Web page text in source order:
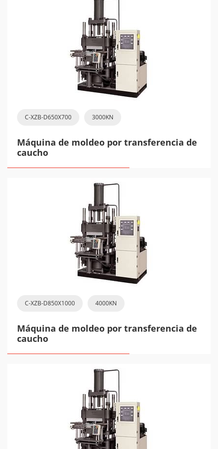
C-XZB-D650X700 3000KN
Máquina de moldeo por transferencia de
caucho
C-XZB-D850X1000 4000KN
Máquina de moldeo por transferencia de
caucho